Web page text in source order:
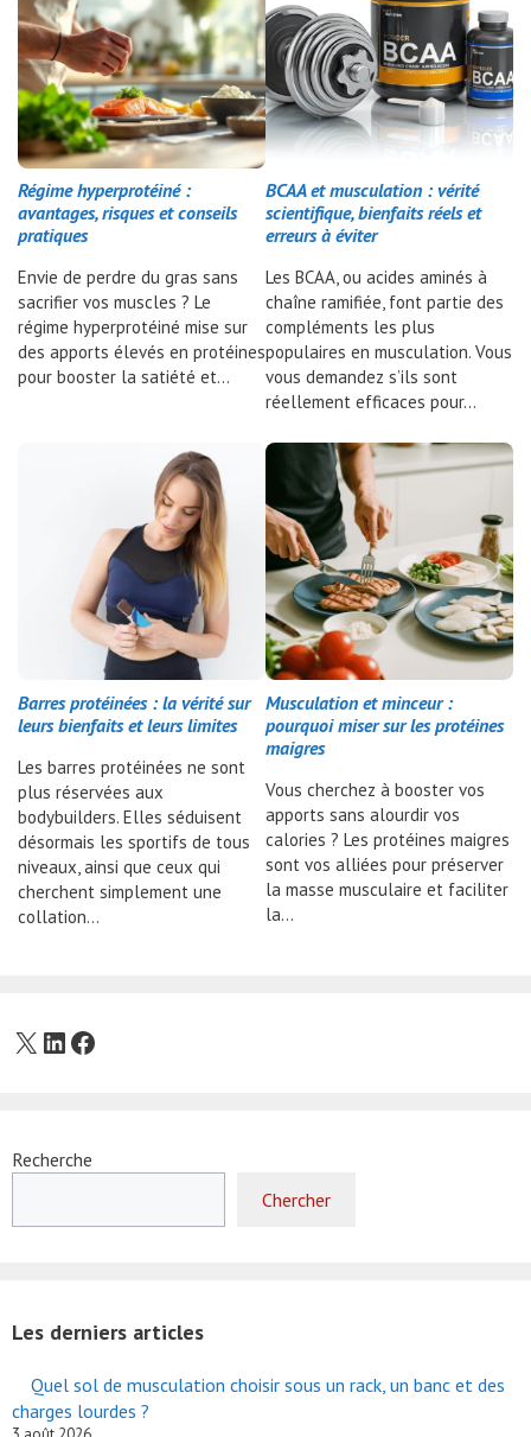
Régime hyperprotéiné :
avantages, risques et conseils
pratiques
Envie de perdre du gras sans
sacrifier vos muscles ? Le
régime hyperprotéiné mise sur
des apports élevés en protéines
pour booster la satiété et…
BCAA et musculation : vérité
scientifique, bienfaits réels et
erreurs à éviter
Les BCAA, ou acides aminés à
chaîne ramifiée, font partie des
compléments les plus
populaires en musculation. Vous
vous demandez s’ils sont
réellement efficaces pour…
Barres protéinées : la vérité sur
leurs bienfaits et leurs limites
Les barres protéinées ne sont
plus réservées aux
bodybuilders. Elles séduisent
désormais les sportifs de tous
niveaux, ainsi que ceux qui
cherchent simplement une
collation…
Musculation et minceur :
pourquoi miser sur les protéines
maigres
Vous cherchez à booster vos
apports sans alourdir vos
calories ? Les protéines maigres
sont vos alliées pour préserver
la masse musculaire et faciliter
la…
X LinkedIn
Facebook
Recherche
Chercher
Les derniers articles
Quel sol de musculation choisir sous un rack, un banc et des
charges lourdes ?